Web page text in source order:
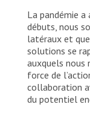
La pandémie a
débuts, nous
latéraux et
solutions se
auxquels nous
force de
collaboration
du potentiel